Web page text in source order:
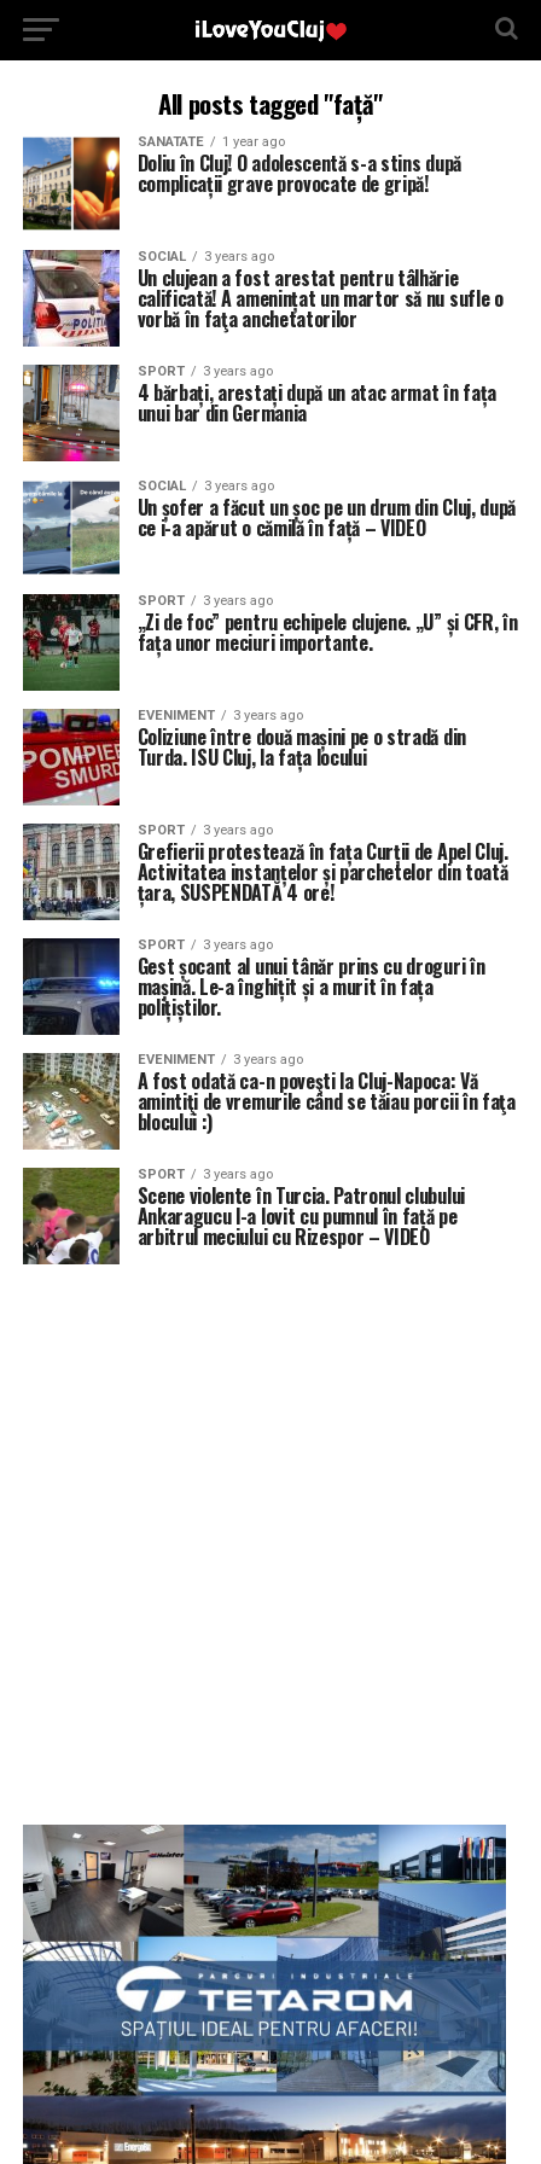
All posts tagged "față"
SANATATE 1 year ago
Doliu în Cluj! O adolescentă s-a stins după
complicații grave provocate de gripă!
SOCIAL 3 years ago
Un clujean a fost arestat pentru tâlhărie
calificată! A amenințat un martor să nu sufle o
vorbă în faţa anchetatorilor
SPORT 3 years ago
4 bărbați, arestați după un atac armat în fața
unui bar din Germania
SOCIAL 3 years ago
Un șofer a făcut un șoc pe un drum din Cluj, după
ce i-a apărut o cămilă în față – VIDEO
SPORT 3 years ago
„Zi de foc” pentru echipele clujene. „U” și CFR, în
fața unor meciuri importante.
EVENIMENT 3 years ago
Coliziune între două mașini pe o stradă din
Turda. ISU Cluj, la fața locului
SPORT 3 years ago
Grefierii protestează în fața Curții de Apel Cluj.
Activitatea instanțelor și parchetelor din toată
țara, SUSPENDATĂ 4 ore!
SPORT 3 years ago
Gest șocant al unui tânăr prins cu droguri în
mașină. Le-a înghițit și a murit în fața
polițiștilor.
EVENIMENT 3 years ago
A fost odată ca-n poveşti la Cluj-Napoca: Vă
amintiţi de vremurile când se tăiau porcii în faţa
blocului :)
SPORT 3 years ago
Scene violente în Turcia. Patronul clubului
Ankaragucu l-a lovit cu pumnul în față pe
arbitrul meciului cu Rizespor – VIDEO